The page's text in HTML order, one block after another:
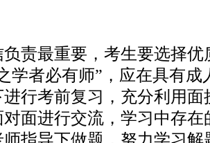
责最重要，考生要选择优
学者必有师”，应在具有成
行考前复习，充分利用面
面进行交流，学习中存在